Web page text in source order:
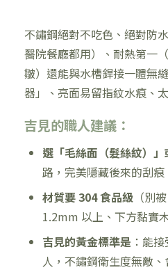
不鏽鋼絕對不吃色、絕對防
醫院餐廳都用）、耐熱第一
皺）還能與水槽銲接一體無
器」、亮面易留指紋水痕、
吉見的職人建議：
選「毛絲面（髮絲紋）」
路，完美隱藏後來的刮痕
材質要 304 食品級（別
1.2mm 以上、下方黏實
吉見的黃金標準是：能接
人，不鏽鋼衛生度無敵、